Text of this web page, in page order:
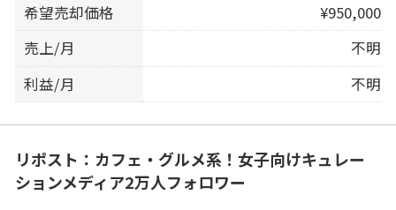
希望売却価格
¥950,000
売上/月
不明
利益/月
不明
リポスト：カフェ・グルメ系！女子向けキュレー
ションメディア2万人フォロワー